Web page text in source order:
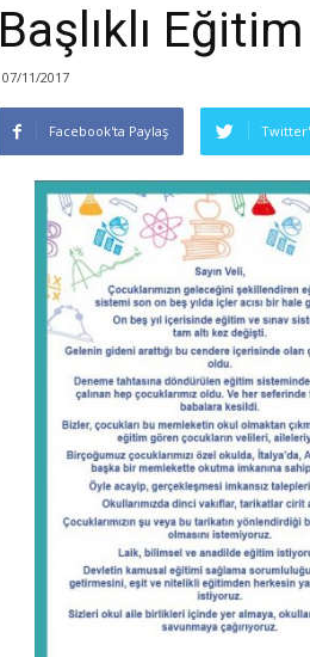
Başlıklı
07/11/2017
Facebook'ta Paylaş